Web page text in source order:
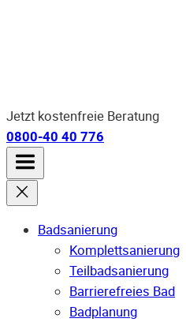
Jetzt kostenfreie Beratung
0800-40 40 776
Badsanierung
Komplettsanierung
Teilbadsanierung
Barrierefreies Bad
Badplanung